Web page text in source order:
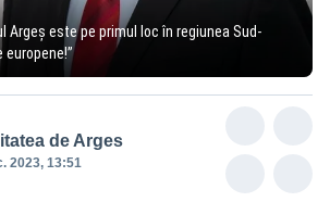
Argeş este pe primul loc în regiunea Sud-
de Arges
2023, 13:51